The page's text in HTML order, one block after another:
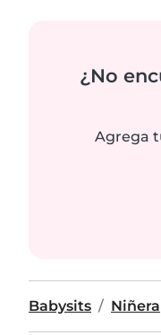
¿No
Agrega
Babysits Niñera